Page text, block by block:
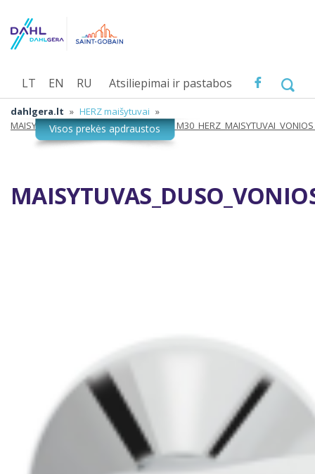
Atsiliepimai ir pastabos
LT EN RU
dahlgera.lt » HERZ maišytuvai »